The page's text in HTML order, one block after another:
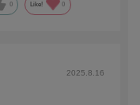
0 Like! 0
2025.8.16